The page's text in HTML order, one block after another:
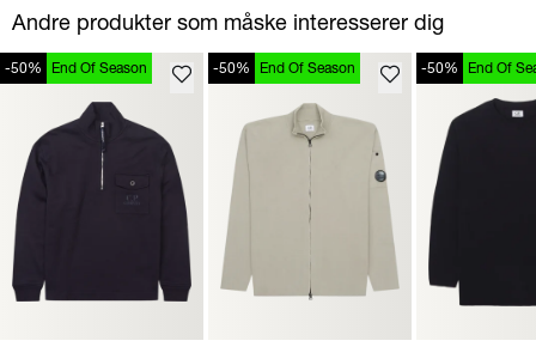
Andre produkter som måske interesserer dig
-50% End Of Season -50% End Of Season -50% End Of